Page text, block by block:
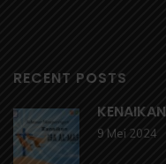
RECENT POSTS
9 Mei 2024